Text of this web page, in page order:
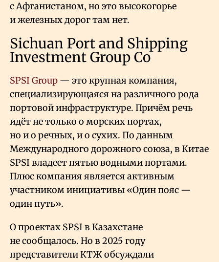
с Афганистаном, но это высокогорье
и железных дорог там нет.
Sichuan Port and Shipping
Investment Group Co
SPSI Group — это крупная компания,
специализирующаяся на различного рода
портовой инфраструктуре. Причём речь
идёт не только о морских портах,
но и о речных, и о сухих. По данным
Международного дорожного союза, в Китае
SPSI владеет пятью водными портами.
Плюс компания является активным
участником инициативы «Один пояс —
один путь».
О проектах SPSI в Казахстане
не сообщалось. Но в 2025 году
представители КТЖ обсуждали